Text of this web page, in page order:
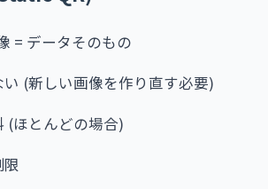
= データそのもの
い (新しい画像を作り直す必要)
(ほとんどの場合)
限